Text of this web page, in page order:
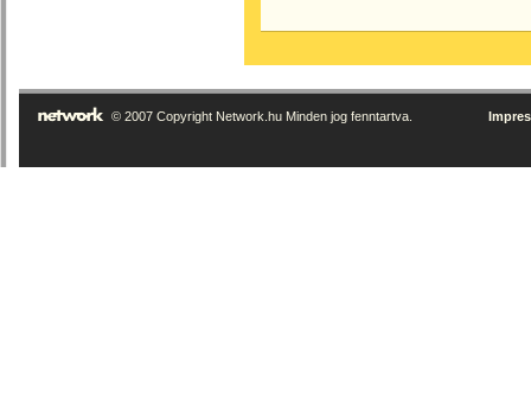
© 2007 Copyright Network.hu Minden jog fenntartva.